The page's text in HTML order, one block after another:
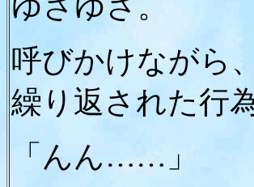
呼びかけながら
繰り返された行為
「んん……」